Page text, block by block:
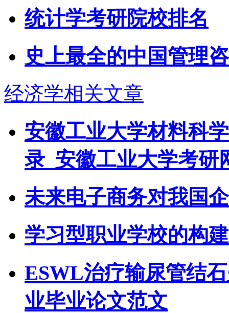
统计学考研院校排名
史上最全的中国管理
经济学相关文章
安徽工业大学材料科
录_安徽工业大学考研
未来电子商务对我国
学习型职业学校的构
ESWL治疗输尿管结
业毕业论文范文